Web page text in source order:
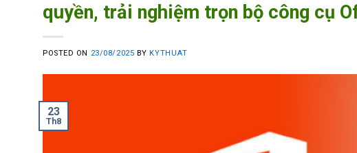
quyền, trải nghiệm trọn bộ công cụ
POSTED ON 23/08/2025 BYKYTHUAT
23
Th8